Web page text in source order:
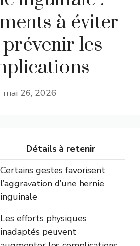
à éviter
les
mai 26, 2026
Détails à retenir
Certains gestes favorisent
l’aggravation d’une hernie
inguinale
Les efforts physiques
inadaptés peuvent